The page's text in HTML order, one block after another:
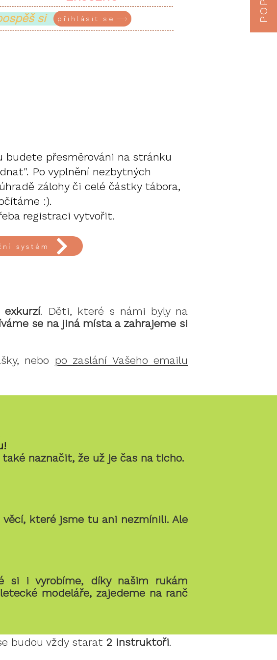
ZŠ
přihlásit se
si
přesměrováni na stránku
Po vyplnění nezbytných
zálohy či celé částky tábora,
:).
registraci vytvořit.
systém
. Děti, které s námi byly na
se na jiná místa a zahrajeme si
nebo po zaslání Vašeho emailu
naznačit, že už je čas na ticho.
které jsme tu ani nezmínili. Ale
si i vyrobíme, díky našim rukám
modeláře, zajedeme na ranč
budou vždy starat 2 instruktoři.